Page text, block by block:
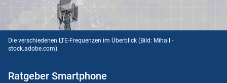
Die verschiedenen LTE-Frequenzen im Überblick (Bild: Mihail -
stock.adobe.com)
Ratgeber Smartphone